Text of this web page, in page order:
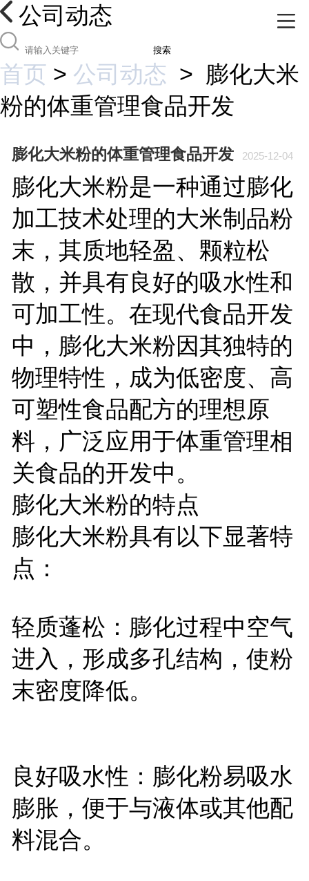
公司动态
搜索
首页 > 公司动态 > 膨化大米
粉的体重管理食品开发
膨化大米粉的体重管理食品开发 2025-12-04
膨化大米粉是一种通过膨化
加工技术处理的大米制品粉
末，其质地轻盈、颗粒松
散，并具有良好的吸水性和
可加工性。在现代食品开发
中，膨化大米粉因其独特的
物理特性，成为低密度、高
可塑性食品配方的理想原
料，广泛应用于体重管理相
关食品的开发中。
膨化大米粉的特点
膨化大米粉具有以下显著特
点：
轻质蓬松：膨化过程中空气
进入，形成多孔结构，使粉
末密度降低。
良好吸水性：膨化粉易吸水
膨胀，便于与液体或其他配
料混合。